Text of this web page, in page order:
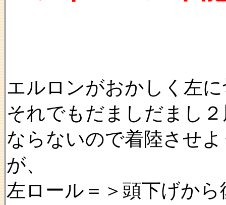
エルロンがおかしく左
それでもだましだまし
ならないので着陸させ
が、
左ロール＝＞頭下げか